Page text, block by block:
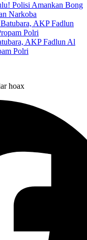
Polisi Amankan Bong
Narkoba
AKP Fadlun Al
Polri
hoax